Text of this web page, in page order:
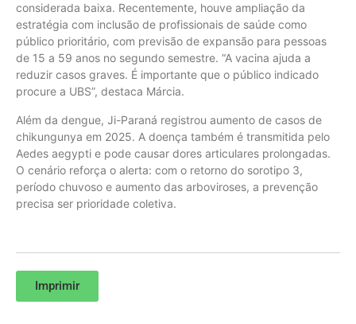
considerada baixa. Recentemente, houve ampliação da
estratégia com inclusão de profissionais de saúde como
público prioritário, com previsão de expansão para pessoas
de 15 a 59 anos no segundo semestre. “A vacina ajuda a
reduzir casos graves. É importante que o público indicado
procure a UBS”, destaca Márcia.
Além da dengue, Ji-Paraná registrou aumento de casos de
chikungunya em 2025. A doença também é transmitida pelo
Aedes aegypti e pode causar dores articulares prolongadas.
O cenário reforça o alerta: com o retorno do sorotipo 3,
período chuvoso e aumento das arboviroses, a prevenção
precisa ser prioridade coletiva.
Imprimir